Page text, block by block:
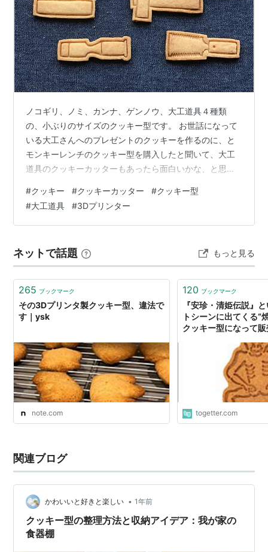
ノコギリ、ノミ、カンナ、ゲンノウ、大工道具４種類
の、小ぶりのサイズのクッキー型です。 お世話になって
いる大工さんへのプレゼントのクッキーを作るのに、と
モンキーレンチのクッキー型を購入したと聞いて、大工
道具のクッキーカッターもあったら面白いかな、と思っ
す。 今回は無理にレリーフ状にせず、線画のスタンプで
作ってみました。 DIYや工作が好きな方なら面白がって
喜んでくれそうな気がします。 ハンドメイド・手作り通
プ＆抜き型セット クッキー型／粘土型スタンプ - シュレ
マル工房 | min…
#クッキー #クッキーカッター #クッキー型
#大工道具 #3Dプリンター
ネットで話題 もっと見る
265 ブックマーク
その3Dプリンタ製クッキー型、違法で
す｜ysk
note.com
120 ブックマーク
『安珍・清姫伝説』
トシーンに出てくる“
クッキー型になって
togetter.com
関連ブログ
かわいいと好きと楽しい • 1年前
クッキー型の整理方法と収納アイデア：我が家の
食器棚